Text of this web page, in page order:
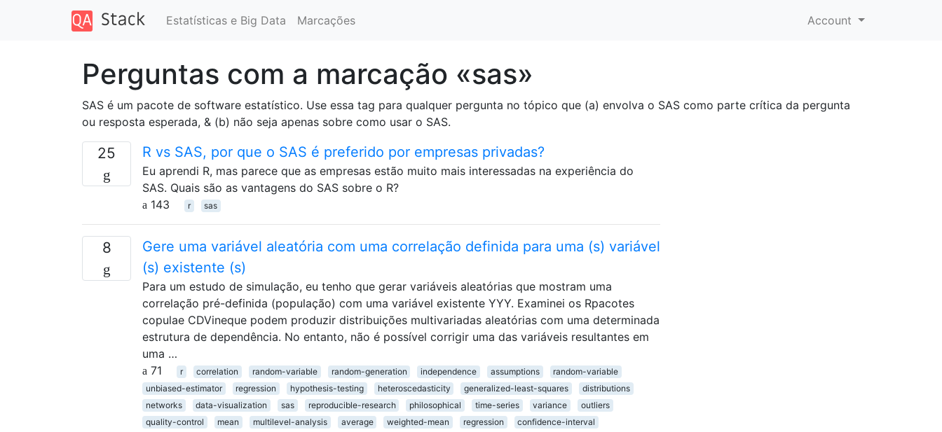
Estatísticas e Big Data Marcações Account
Perguntas com a marcação «sas»
SAS é um pacote de software estatístico. Use essa tag para qualquer pergunta no tópico que (a) envolva o SAS como parte crítica da pergunta
ou resposta esperada, & (b) não seja apenas sobre como usar o SAS.
25 R vs SAS, por que o SAS é preferido por empresas privadas?
Eu aprendi R, mas parece que as empresas estão muito mais interessadas na experiência do
SAS. Quais são as vantagens do SAS sobre o R?
143
r sas
8
Gere uma variável aleatória com uma correlação definida para uma (s) variável
(s) existente (s)
Para um estudo de simulação, eu tenho que gerar variáveis ​​aleatórias que mostram uma
correlação pré-definida (população) com uma variável existente YYY. Examinei os Rpacotes
copulae CDVineque podem produzir distribuições multivariadas aleatórias com uma determinada
estrutura de dependência. No entanto, não é possível corrigir uma das variáveis ​​resultantes em
uma …
71
r correlation random-variable random-generation independence assumptions
random-variable
unbiased-estimator
regression hypothesis-testing heteroscedasticity generalized-least-squares
distributions
networks
data-visualization sas reproducible-research philosophical time-series variance
outliers
quality-control
mean multilevel-analysis average weighted-mean regression
confidence-interval